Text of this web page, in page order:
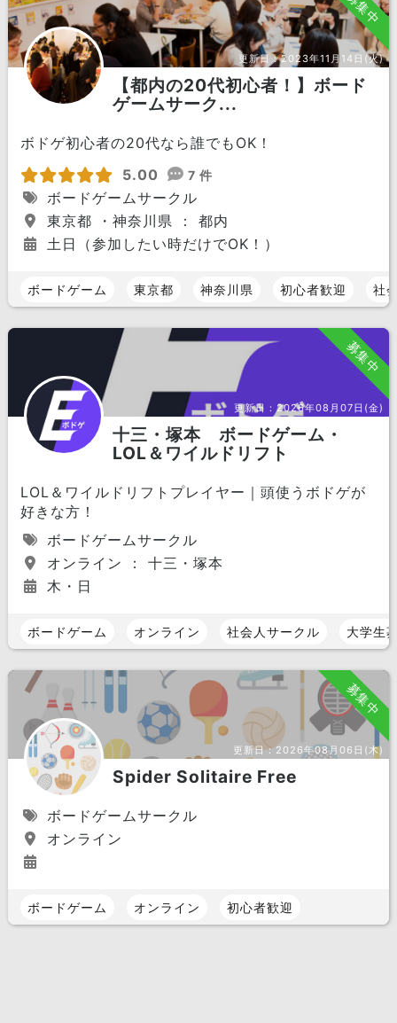
更新日：2023年11月14日(火)
【都内の20代初心者！】ボード
ゲームサーク...
ボドゲ初心者の20代なら誰でもOK！
5.00
7 件
ボードゲームサークル
東京都 ・神奈川県 ： 都内
土日（参加したい時だけでOK！）
ボードゲーム 東京都 神奈川県 初心者歓迎 社
募集中
更新日：2026年08月07日(金)
十三・塚本 ボードゲーム・
LOL＆ワイルドリフト
LOL＆ワイルドリフトプレイヤー｜頭使うボドゲが
好きな方！
ボードゲームサークル
オンライン ： 十三・塚本
木・日
ボードゲーム オンライン 社会人サークル 大学生
募集中
更新日：2026年08月06日(木)
Spider Solitaire Free
ボードゲームサークル
オンライン
ボードゲーム オンライン 初心者歓迎